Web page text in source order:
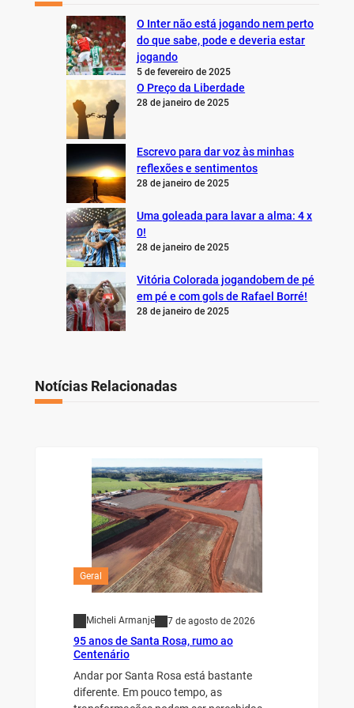
O Inter não está jogando nem perto
do que sabe, pode e deveria estar
jogando
5 de fevereiro de 2025
O Preço da Liberdade
28 de janeiro de 2025
Escrevo para dar voz às minhas
reflexões e sentimentos
28 de janeiro de 2025
Uma goleada para lavar a alma: 4 x
0!
28 de janeiro de 2025
Vitória Colorada jogandobem de pé
em pé e com gols de Rafael Borré!
28 de janeiro de 2025
Notícias Relacionadas
Geral
Micheli Armanje 7 de agosto de 2026
95 anos de Santa Rosa, rumo ao
Centenário
Andar por Santa Rosa está bastante
diferente. Em pouco tempo, as